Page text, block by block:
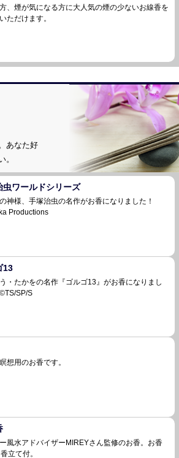
、煙が気になる方に大人気の煙の少ないお線香を
ただけます。
あなた好
。
虫ワールドシリーズ
神様、手塚治虫の名作がお香になりました！
Productions
13
・たかをの名作『ゴルゴ13』がお香になりまし
SP/S
想用のお香です。
風水アドバイザーMIREYさん監修のお香。お香
立て付。